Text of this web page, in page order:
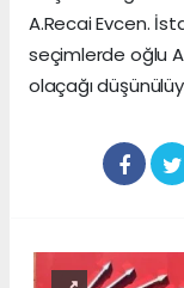
A.Recai Evcen.
seçimlerde oğlu
olaçağı